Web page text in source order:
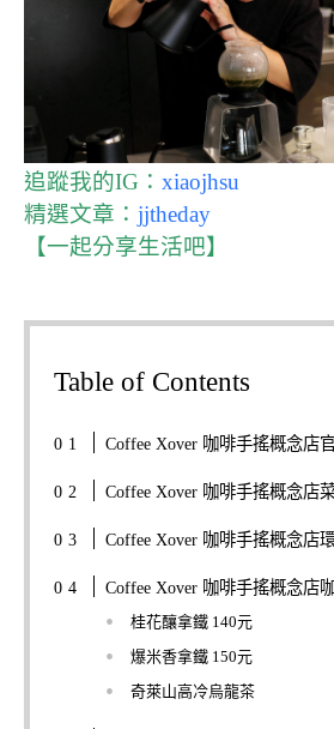
追蹤我的IG： xiaojhsu
精選文章： jjtheday
【一起分享生活吧】
Table of Contents
Coffee Xover 咖啡手搖概念店
Coffee Xover 咖啡手搖概念店
Coffee Xover 咖啡手搖概念店
Coffee Xover 咖啡手搖概念店
桂花釀拿鐵 140元
爆米香拿鐵 150元
奇萊山高冷烏龍茶